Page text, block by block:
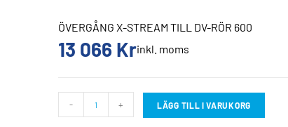
ÖVERGÅNG X-STREAM TILL DV-RÖR 600
13 066 Krinkl. moms
- + LÄGG TILL I VARUKORG